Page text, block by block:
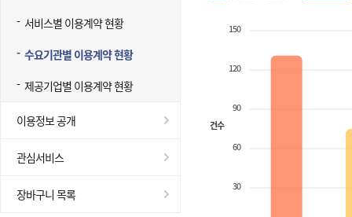
서비스별 이용계약 현황
수요기관별 이용계약 현황
제공기업별 이용계약 현황
이용정보 공개
관심서비스
장바구니 목록
150
120
90
60
30
건수